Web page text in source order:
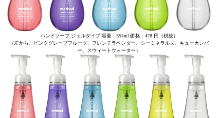
ハンドソープ ジェルタイプ 容量：354ml 価格：478 円（税抜）
（左から、ピンクグレープフルーツ、フレンチラベンダー、シーミネラルズ、キューカンバ
ー、スウィートウォーター）